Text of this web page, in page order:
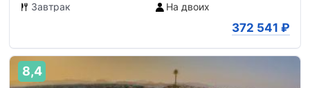
Завтрак
На двоих
372 541 ₽
8,4